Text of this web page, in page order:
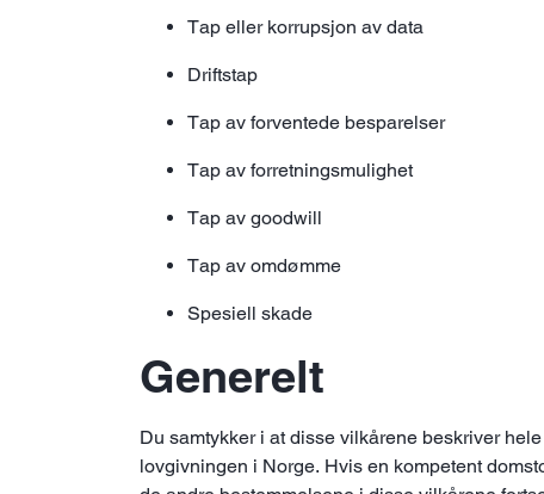
Tap eller korrupsjon av data
Driftstap
Tap av forventede besparelser
Tap av forretningsmulighet
Tap av goodwill
Tap av omdømme
Spesiell skade
Generelt
Du samtykker i at disse vilkårene beskriver
lovgivningen i Norge. Hvis en kompetent